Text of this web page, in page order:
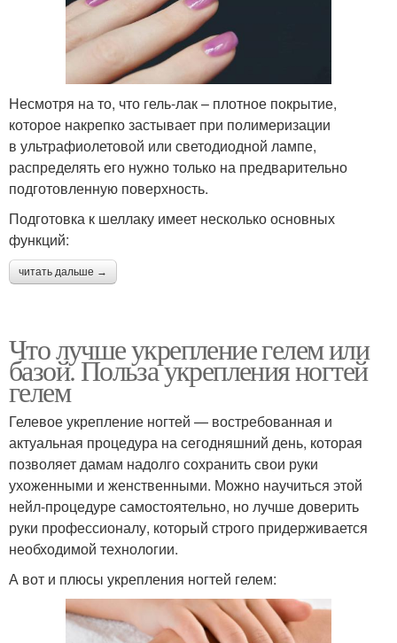
Несмотря на то, что гель-лак – плотное покрытие,
которое накрепко застывает при полимеризации
в ультрафиолетовой или светодиодной лампе,
распределять его нужно только на предварительно
подготовленную поверхность.
Подготовка к шеллаку имеет несколько основных
функций:
читать дальше →
Что лучше укрепление гелем или
базой. Польза укрепления ногтей
гелем
Гелевое укрепление ногтей — востребованная и
актуальная процедура на сегодняшний день, которая
позволяет дамам надолго сохранить свои руки
ухоженными и женственными. Можно научиться этой
нейл-процедуре самостоятельно, но лучше доверить
руки профессионалу, который строго придерживается
необходимой технологии.
А вот и плюсы укрепления ногтей гелем: